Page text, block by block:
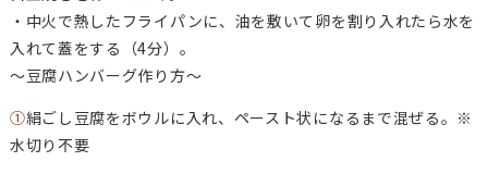
・中火で熱したフライパンに、油を敷いて卵を割り入れたら水を
入れて蓋をする（4分）。
～豆腐ハンバーグ作り方～
①絹ごし豆腐をボウルに入れ、ペースト状になるまで混ぜる。※
水切り不要